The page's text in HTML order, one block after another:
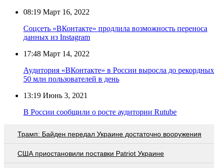
08:19 Март 16, 2022
Соцсеть «ВКонтакте» продлила возможность переноса
данных из Instagram
17:48 Март 14, 2022
Аудитория «ВКонтакте» в России выросла до рекордных
50 млн пользователей в день
13:19 Июнь 3, 2021
В России сообщили о росте аудитории Rutube
Трамп: Байден передал Украине достаточно вооружения
США приостановили поставки Patriot Украине